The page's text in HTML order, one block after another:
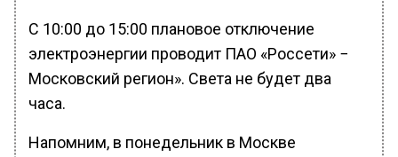
С 10:00 до 15:00 плановое отключение
электроэнергии проводит ПАО «Россети» −
Московский регион». Света не будет два
часа.
Напомним, в понедельник в Москве